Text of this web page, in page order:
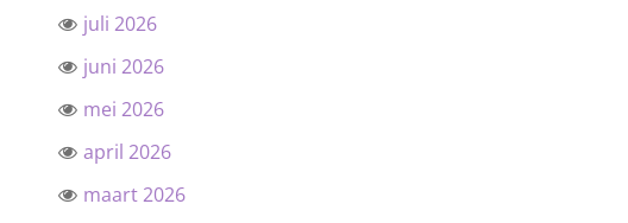
juli 2026
juni 2026
mei 2026
april 2026
maart 2026